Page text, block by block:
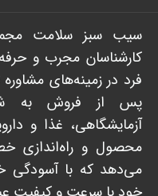
سیب سبز سلامت
کارشناسان مجرب و
فرد در زمینه‌های
پس از فروش به
آزمایشگاهی، غذا و
محصول و راه‌اندازی
می‌دهد که با آسودگی